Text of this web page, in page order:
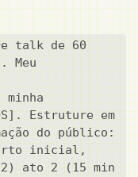
talk de 60
Meu
minha
Estruture em
do público:
inicial,
ato 2 (15 min